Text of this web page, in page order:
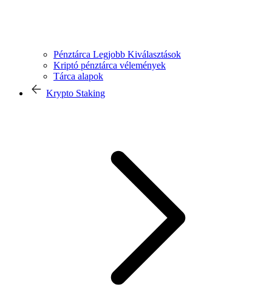
Pénztárca Legjobb Kiválasztások
Kriptó pénztárca vélemények
Tárca alapok
Krypto Staking